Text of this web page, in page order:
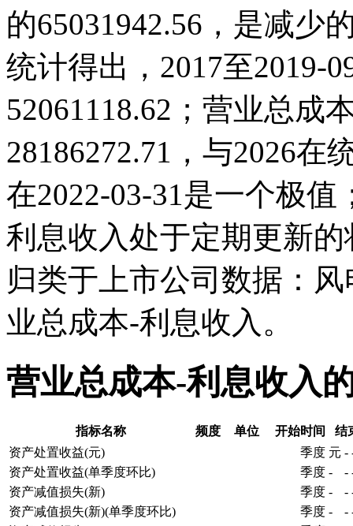
的65031942.56，是减少
统计得出，2017至2019-
52061118.62；营业总成
28186272.71，与2026在
在2022-03-31是一个极
利息收入处于定期更新
归类于上市公司数据：
业总成本-利息收入。
营业总成本-利息收入
指标名称 频度 单位 开始时间
结
资产处置收益(元)
季度 元 -
资产处置收益(单季度环比)
季度 - -
资产减值损失(新)
季度 - -
资产减值损失(新)(单季度环比)
季度 - -